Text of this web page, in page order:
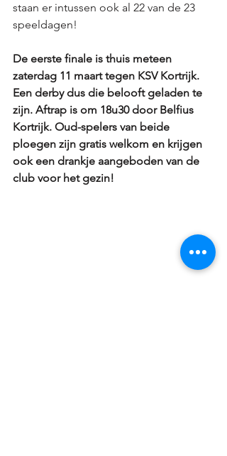
staan er intussen ook al 22 van de 23
speeldagen!
De eerste finale is thuis meteen
zaterdag 11 maart tegen KSV Kortrijk.
Een derby dus die belooft geladen te
zijn. Aftrap is om 18u30 door Belfius
Kortrijk. Oud-spelers van beide
ploegen zijn gratis welkom en krijgen
ook een drankje aangeboden van de
club voor het gezin!